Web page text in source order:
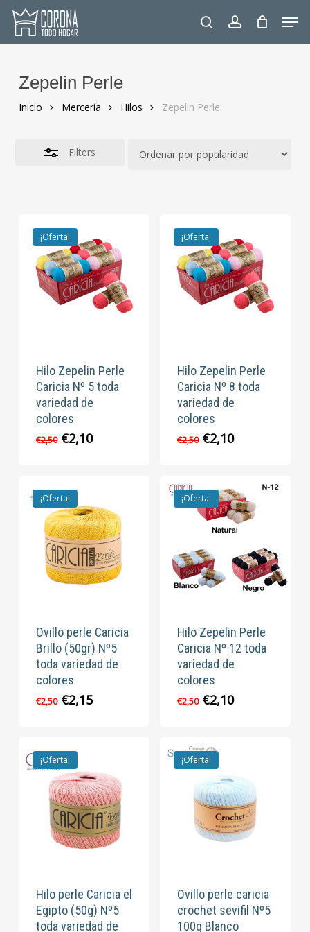
Skip
main
searchaccount
Zepelin Perle
Inicio Mercería Hilos Zepelin Perle
Filters
¡Oferta!
Hilo Zepelin Perle
Caricia Nº 5 toda
variedad de
colores
€2,50 El
€2,50.
€2,10El
¡Oferta!
Hilo Zepelin Perle
Caricia Nº 8 toda
variedad de
colores
€2,50 El
€2,50.
€2,10El
€2,10.
¡Oferta!
Ovillo perle Caricia
Brillo (50gr) Nº5
toda variedad de
colores
€2,50 El
€2,50.
€2,15El
¡Oferta!
Hilo Zepelin Perle
Caricia Nº 12 toda
variedad de
colores
€2,50 El
era:
€2,50.
€2,10El
¡Oferta!
Hilo perle Caricia el
Egipto (50g) Nº5
toda variedad de
¡Oferta!
Ovillo perle caricia
crochet sevifil Nº5
100g Blanco
Close
Filters